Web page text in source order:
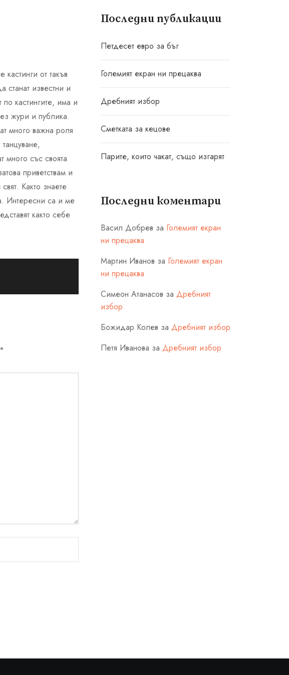
от такъв
известни и
кастингите, има и
жури и публика.
много важна роля
много със своята
приветствам и
Както знаете
Интересни са и ме
както себе
*
Последни публикации
Петдесет евро за бъг
Големият екран ни прецаква
Дребният избор
Сметката за кецове
Парите, които чакат, също изгарят
Последни коментари
Васил Добрев за Големият екран
ни прецаква
Мартин Иванов за Големият екран
ни прецаква
Симеон Атанасов за Дребният
избор
Божидар Колев за Дребният избор
Петя Иванова за Дребният избор